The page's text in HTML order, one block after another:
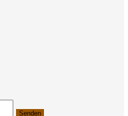
Senden